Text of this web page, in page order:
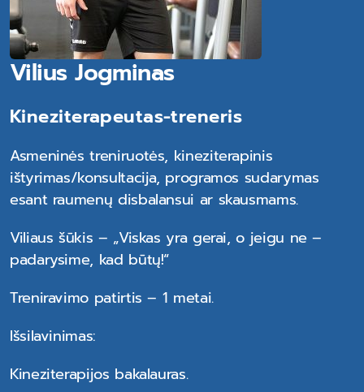
Vilius Jogminas
Kineziterapeutas-treneris
Asmeninės treniruotės, kineziterapinis
ištyrimas/konsultacija, programos sudarymas
esant raumenų disbalansui ar skausmams.
Viliaus šūkis – „Viskas yra gerai, o jeigu ne –
padarysime, kad būtų!“
Treniravimo patirtis – 1 metai.
Išsilavinimas:
Kineziterapijos bakalauras.